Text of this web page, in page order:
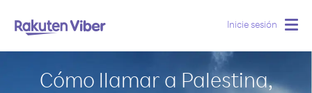
Inicie sesión
Cómo llamar a Palestina,